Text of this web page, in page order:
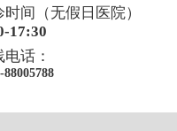
时间（无假日医院）
17:30
话：
88005788